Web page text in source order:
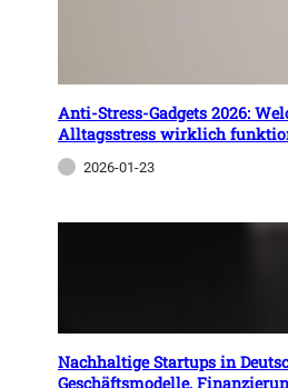
Anti-Stress-Gadgets 2026:
Alltagsstress wirklich
2026-01-23
Nachhaltige Startups in
Geschäftsmodelle,